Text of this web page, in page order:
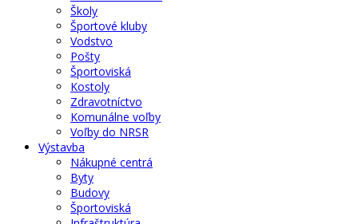
Školy
Športové kluby
Vodstvo
Pošty
Športoviská
Kostoly
Zdravotníctvo
Komunálne voľby
Voľby do NRSR
Výstavba
Nákupné centrá
Byty
Budovy
Športoviská